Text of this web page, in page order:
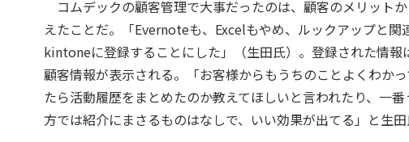
コムデックの顧客管理で大事だったのは、顧客のメリット
えたことだ。「Evernoteも、Excelもやめ、ルックアップと
kintoneに登録することにした」（生田氏）。登録された情
顧客情報が表示される。「お客様からもうちのことよくわか
たら活動履歴をまとめたのか教えてほしいと言われたり、一
方では紹介にまさるものはなしで、いい効果が出てる」と生田